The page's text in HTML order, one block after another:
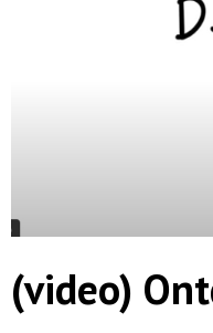
(video)